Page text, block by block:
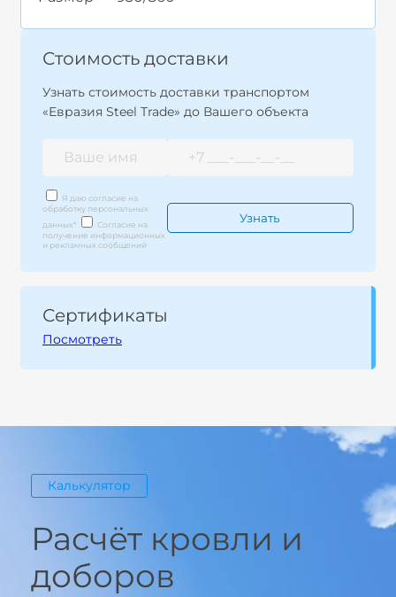
Стоимость доставки
Узнать стоимость доставки транспортом
«Евразия Steel Trade» до Вашего объекта
Я даю согласие на
обработку персональных
данных*
Согласие на
получение информационных
и рекламных сообщений
Сертификаты
Посмотреть
Калькулятор
Расчёт кровли и
доборов